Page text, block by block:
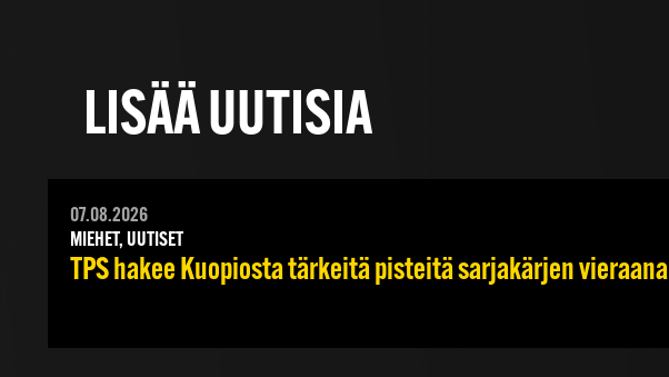
LISÄÄ UUTISIA
07.08.2026
MIEHET, UUTISET
TPS hakee Kuopiosta tärkeitä pisteitä sarjakärjen vieraana